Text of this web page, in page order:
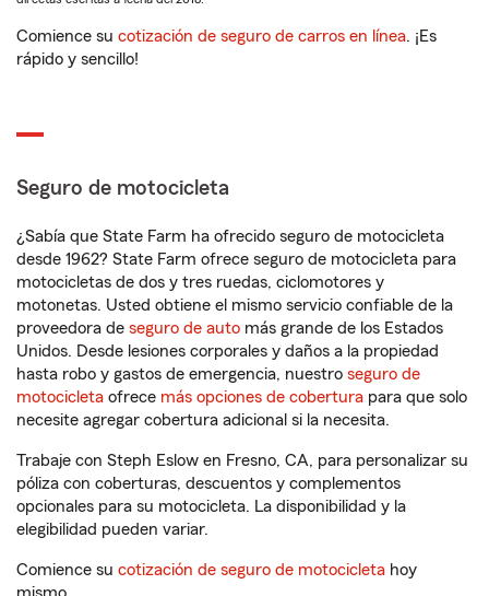
Comience su cotización de seguro de carros en línea. ¡Es
rápido y sencillo!
Seguro de motocicleta
¿Sabía que State Farm ha ofrecido seguro de motocicleta
desde 1962? State Farm ofrece seguro de motocicleta para
motocicletas de dos y tres ruedas, ciclomotores y
motonetas. Usted obtiene el mismo servicio confiable de la
proveedora de seguro de auto más grande de los Estados
Unidos. Desde lesiones corporales y daños a la propiedad
hasta robo y gastos de emergencia, nuestro seguro de
motocicleta ofrece más opciones de cobertura para que solo
necesite agregar cobertura adicional si la necesita.
Trabaje con Steph Eslow en Fresno, CA, para personalizar su
póliza con coberturas, descuentos y complementos
opcionales para su motocicleta. La disponibilidad y la
elegibilidad pueden variar.
Comience su cotización de seguro de motocicleta hoy